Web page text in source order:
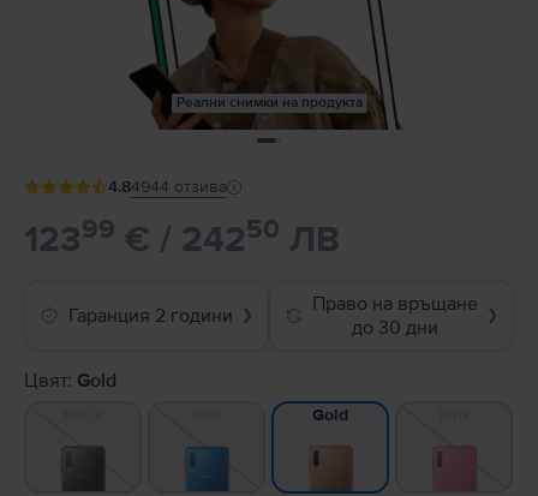
Реални снимки на продукта
4.84944 отзива
12399 € / 24250 ЛВ
Гаранция 2 години ❯
Право на връщане
до 30 дни
❯
Цвят: Gold
Gold